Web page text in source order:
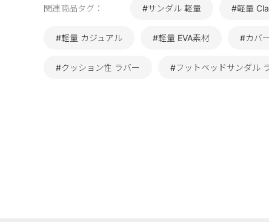
関連商品タグ： #サンダル 軽量 #軽量
#軽量 カジュアル #軽量 EVA素材 #カバ
#クッション性 ラバー #フットベッドサンダル